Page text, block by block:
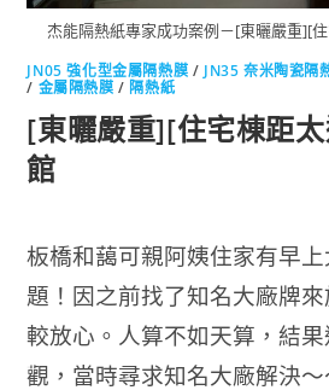
杰能隔熱紙專家成功案例－[東曬嚴重][
JN05 強化型金屬隔熱膜 / JN35 奈米陶瓷隔
/ 金屬隔熱膜 / 隔熱紙
[東曬嚴重][住宅棟距
館
板橋和藹可親阿姨住家有早
題！ 因之前找了知名大廠牌來
較放心。人算不如天算，結
觀，當時尋求知名大廠解決